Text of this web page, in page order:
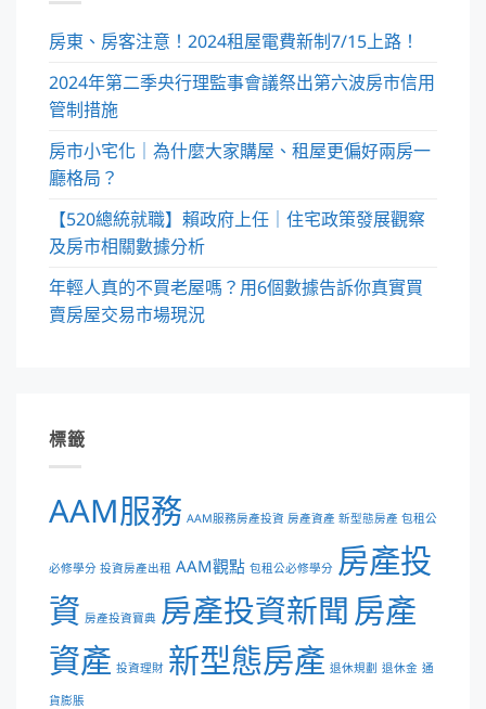
房東、房客注意！2024租屋電費新制7/15上路！
2024年第二季央行理監事會議祭出第六波房市信用
管制措施
房市小宅化｜為什麼大家購屋、租屋更偏好兩房一
廳格局？
【520總統就職】賴政府上任｜住宅政策發展觀察
及房市相關數據分析
年輕人真的不買老屋嗎？用6個數據告訴你真實買
賣房屋交易市場現況
標籤
AAM服務 AAM服務房產投資 房產資產 新型態房產 包租公
必修學分 投資房產出租 AAM觀點 包租公必修學分 房產投
資 房產投資寶典 房產投資新聞 房產
資產 投資理財 新型態房產 退休規劃 退休金 通
貨膨脹